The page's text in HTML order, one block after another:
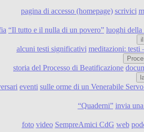
pagina di accesso (homepage) scrivici
“Il tutto e il nulla di un povero” luoghi della
alcuni testi significativi meditazioni: testi
storia del Processo di Beatificazione
eventi sulle orme di un Venerabile
“Quaderni” invia
foto video SempreAmici CdG web